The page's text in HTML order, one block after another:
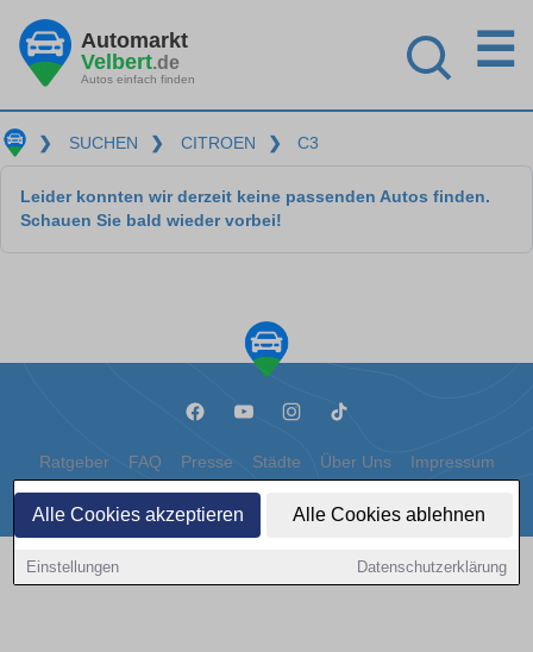
Alle Cookies akzeptieren Alle Cookies ablehnen
Einstellungen Datenschutzerklärung
Automarkt
Velbert.de
Autos einfach finden
☰
❯ SUCHEN ❯ CITROEN ❯ C3
Leider konnten wir derzeit keine passenden Autos finden.
Schauen Sie bald wieder vorbei!
Ratgeber FAQ Presse Städte Über Uns Impressum
Datenschutz Cookies
Copyright © 2000 - 2026 | 1A Infosysteme GmbH | Content by: 1a-sites-autos